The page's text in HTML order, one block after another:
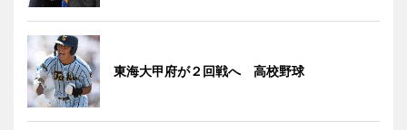
東海大甲府が２回戦へ 高校野球